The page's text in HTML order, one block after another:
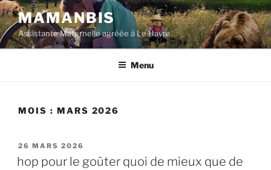
Aller
au
contenu
principal
MAMANBIS
Assistante Maternelle agréée à Le Havre
Menu
MOIS : MARS 2026
PUBLIÉ
LE
26 MARS 2026
hop pour le goûter quoi de mieux que de